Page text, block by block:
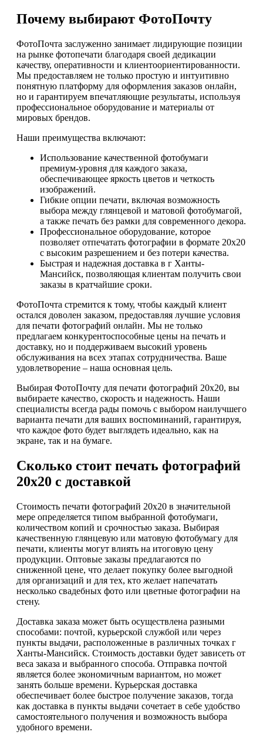
Почему выбирают ФотоПочту
ФотоПочта заслуженно занимает лидирующие позиции
на рынке фотопечати благодаря своей дедикации
качеству, оперативности и клиентоориентированности.
Мы предоставляем не только простую и интуитивно
понятную платформу для оформления заказов онлайн,
но и гарантируем впечатляющие результаты, используя
профессиональное оборудование и материалы от
мировых брендов.
Наши преимущества включают:
Использование качественной фотобумаги
премиум-уровня для каждого заказа,
обеспечивающее яркость цветов и четкость
изображений.
Гибкие опции печати, включая возможность
выбора между глянцевой и матовой фотобумагой,
а также печать без рамки для современного декора.
Профессиональное оборудование, которое
позволяет отпечатать фотографии в формате 20х20
с высоким разрешением и без потери качества.
Быстрая и надежная доставка в г Ханты-
Мансийск, позволяющая клиентам получить свои
заказы в кратчайшие сроки.
ФотоПочта стремится к тому, чтобы каждый клиент
остался доволен заказом, предоставляя лучшие условия
для печати фотографий онлайн. Мы не только
предлагаем конкурентоспособные цены на печать и
доставку, но и поддерживаем высокий уровень
обслуживания на всех этапах сотрудничества. Ваше
удовлетворение – наша основная цель.
Выбирая ФотоПочту для печати фотографий 20х20, вы
выбираете качество, скорость и надежность. Наши
специалисты всегда рады помочь с выбором наилучшего
варианта печати для ваших воспоминаний, гарантируя,
что каждое фото будет выглядеть идеально, как на
экране, так и на бумаге.
Сколько стоит печать фотографий
20х20 с доставкой
Стоимость печати фотографий 20х20 в значительной
мере определяется типом выбранной фотобумаги,
количеством копий и срочностью заказа. Выбирая
качественную глянцевую или матовую фотобумагу для
печати, клиенты могут влиять на итоговую цену
продукции. Оптовые заказы предлагаются по
сниженной цене, что делает покупку более выгодной
для организаций и для тех, кто желает напечатать
несколько свадебных фото или цветные фотографии на
стену.
Доставка заказа может быть осуществлена разными
способами: почтой, курьерской службой или через
пункты выдачи, расположенные в различных точках г
Ханты-Мансийск. Стоимость доставки будет зависеть от
веса заказа и выбранного способа. Отправка почтой
является более экономичным вариантом, но может
занять больше времени. Курьерская доставка
обеспечивает более быстрое получение заказов, тогда
как доставка в пункты выдачи сочетает в себе удобство
самостоятельного получения и возможность выбора
удобного времени.